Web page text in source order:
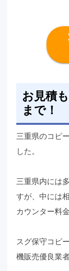
お見積
まで！
三重県のコピ
した。
三重県内には
すが、中には
カウンター料
スグ保守コピ
機販売優良業